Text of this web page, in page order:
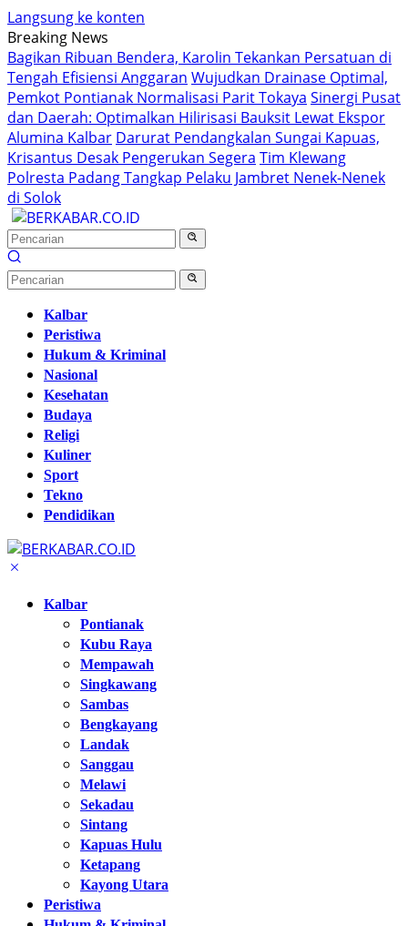
Langsung ke konten
Breaking News
Bagikan Ribuan Bendera, Karolin Tekankan Persatuan di
Tengah Efisiensi Anggaran Wujudkan Drainase Optimal,
Pemkot Pontianak Normalisasi Parit Tokaya Sinergi Pusat
dan Daerah: Optimalkan Hilirisasi Bauksit Lewat Ekspor
Alumina Kalbar Darurat Pendangkalan Sungai Kapuas,
Krisantus Desak Pengerukan Segera Tim Klewang
Polresta Padang Tangkap Pelaku Jambret Nenek-Nenek
di Solok
Kalbar
Peristiwa
Hukum & Kriminal
Nasional
Kesehatan
Budaya
Religi
Kuliner
Sport
Tekno
Pendidikan
Kalbar
Pontianak
Kubu Raya
Mempawah
Singkawang
Sambas
Bengkayang
Landak
Sanggau
Melawi
Sekadau
Sintang
Kapuas Hulu
Ketapang
Kayong Utara
Peristiwa